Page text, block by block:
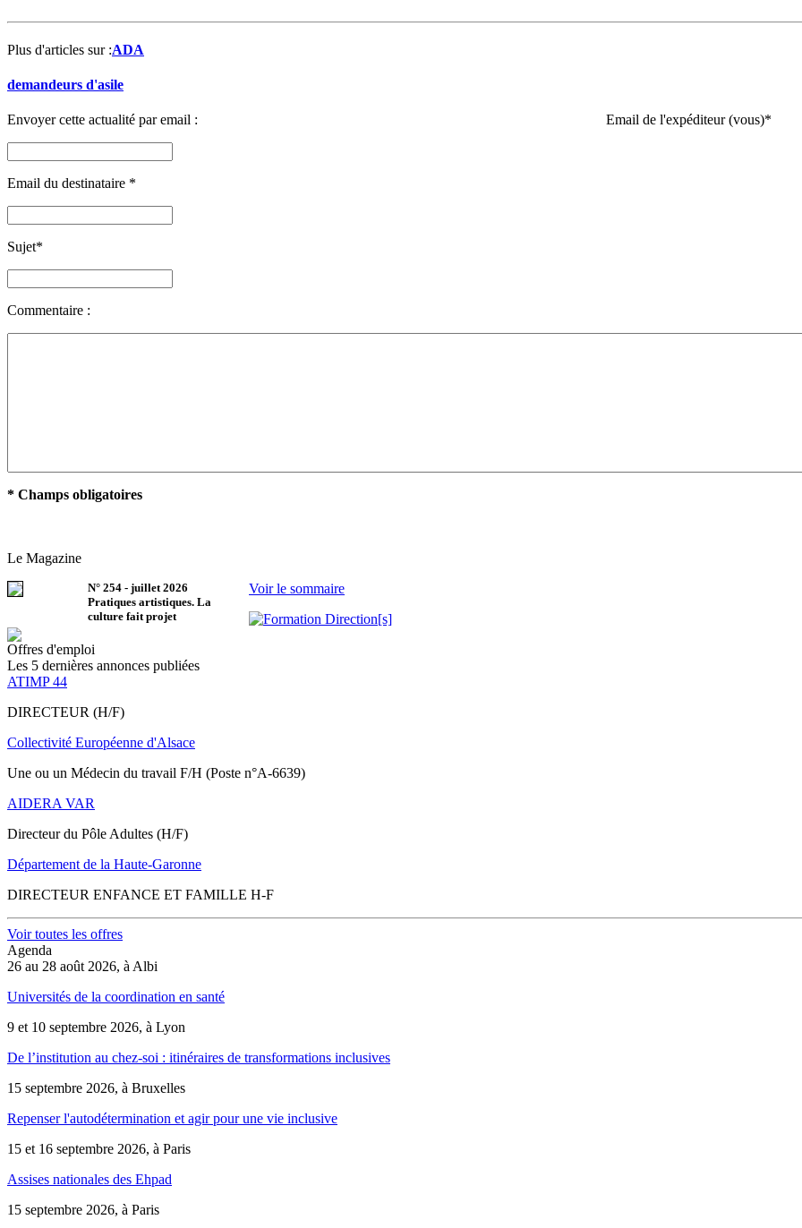
Plus d'articles sur :ADA
demandeurs d'asile
Envoyer cette actualité par email : Email de l'expéditeur (vous)*
Email du destinataire *
Sujet*
Commentaire :
* Champs obligatoires
Le Magazine
N° 254 - juillet 2026
Pratiques artistiques. La
culture fait projet
Voir le sommaire
Offres d'emploi
Les 5 dernières annonces publiées
ATIMP 44
DIRECTEUR (H/F)
Collectivité Européenne d'Alsace
Une ou un Médecin du travail F/H (Poste n°A-6639)
AIDERA VAR
Directeur du Pôle Adultes (H/F)
Département de la Haute-Garonne
DIRECTEUR ENFANCE ET FAMILLE H-F
Voir toutes les offres
Agenda
26 au 28 août 2026, à Albi
Universités de la coordination en santé
9 et 10 septembre 2026, à Lyon
De l’institution au chez-soi : itinéraires de transformations inclusives
15 septembre 2026, à Bruxelles
Repenser l'autodétermination et agir pour une vie inclusive
15 et 16 septembre 2026, à Paris
Assises nationales des Ehpad
15 septembre 2026, à Paris